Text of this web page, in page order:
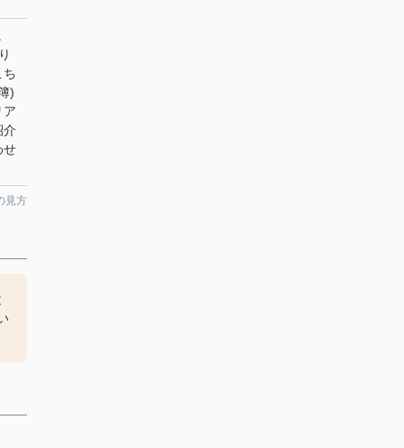
ち
)
ア
介
せ
見方